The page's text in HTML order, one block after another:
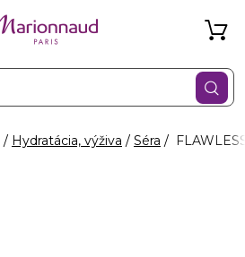
Hydratácia, výživa Séra